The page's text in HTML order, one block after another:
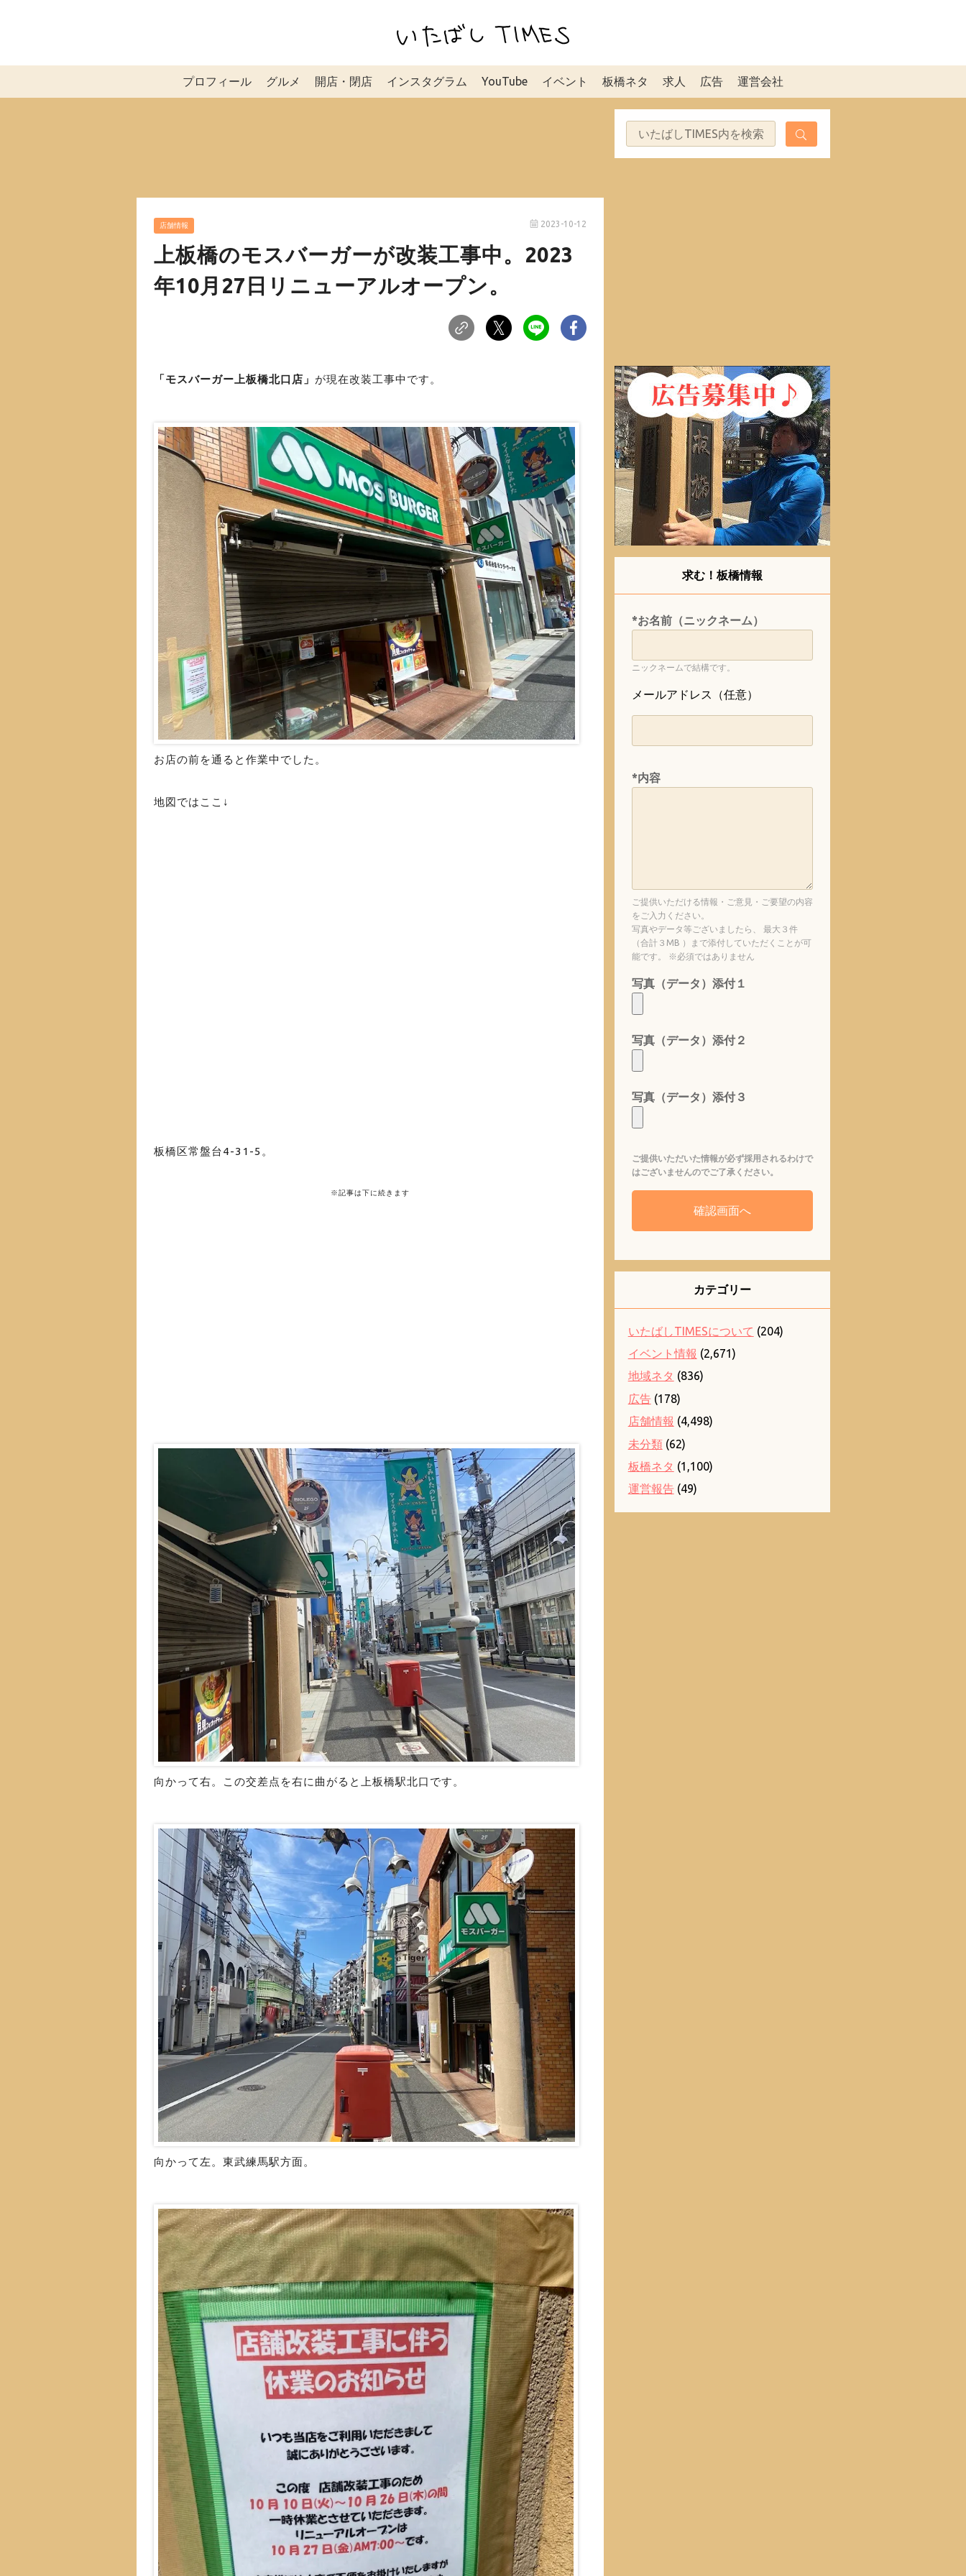
プロフィール グルメ 開店・閉店 インスタグラム YouTube イベント 板橋ネタ 求人 広告 運営会社
店舗情報 2023-10-12
上板橋のモスバーガーが改装工事中。2023
年10月27日リニューアルオープン。
「モスバーガー上板橋北口店」 が現在改装工事中です。
お店の前を通ると作業中でした。
地図ではここ↓
板橋区常盤台4-31-5。
※記事は下に続きます
向かって右。この交差点を右に曲がると上板橋駅北口です。
向かって左。東武練馬駅方面。
求む！板橋情報
*お名前（ニックネーム）
ニックネームで結構です。
メールアドレス（任意）
*内容
ご提供いただける情報・ご意見・ご要望の内容
をご入力ください。
写真やデータ等ございましたら、 最大３件
（合計３MB ）まで添付していただくことが可
能です。 ※必須ではありません
写真（データ）添付１
写真（データ）添付２
写真（データ）添付３
ご提供いただいた情報が必ず採用されるわけで
はございませんのでご了承ください。
カテゴリー
いたばしTIMESについて (204)
イベント情報 (2,671)
地域ネタ (836)
広告(178)
店舗情報 (4,498)
未分類(62)
板橋ネタ (1,100)
運営報告(49)